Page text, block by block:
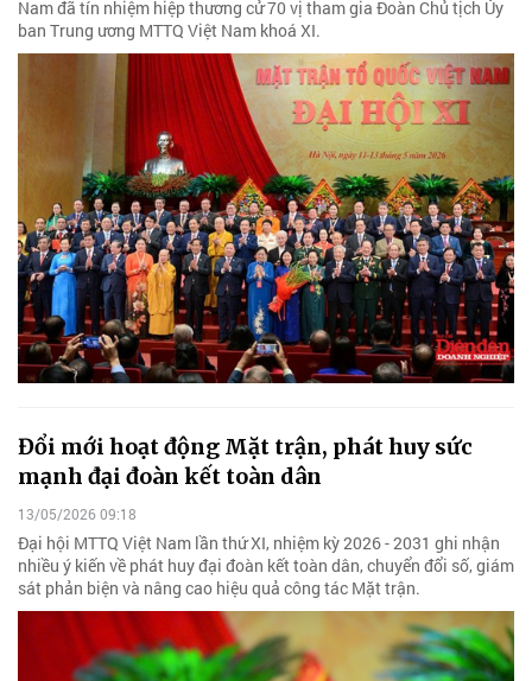
Nam đã tín nhiệm hiệp thương cử 70 vị tham gia Đoàn Chủ tịch Ủy
ban Trung ương MTTQ Việt Nam khoá XI.
Đổi mới hoạt động Mặt trận, phát huy sức
mạnh đại đoàn kết toàn dân
13/05/2026 09:18
Đại hội MTTQ Việt Nam lần thứ XI, nhiệm kỳ 2026 - 2031 ghi nhận
nhiều ý kiến về phát huy đại đoàn kết toàn dân, chuyển đổi số, giám
sát phản biện và nâng cao hiệu quả công tác Mặt trận.